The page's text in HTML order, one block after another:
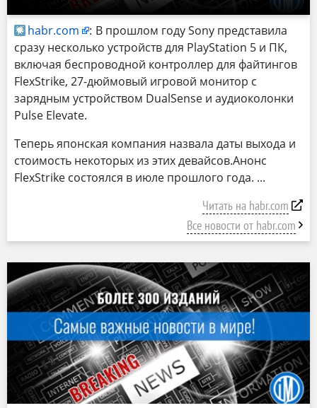
habr.com : В прошлом году Sony представила
сразу несколько устройств для PlayStation 5 и ПК,
включая беспроводной контроллер для файтингов
FlexStrike, 27-дюймовый игровой монитор с
зарядным устройством DualSense и аудиоколонки
Pulse Elevate.
Теперь японская компания назвала даты выхода и
стоимость некоторых из этих девайсов.Анонс
FlexStrike состоялся в июле прошлого года.
Читать на habr.com
Все новости от habr.com